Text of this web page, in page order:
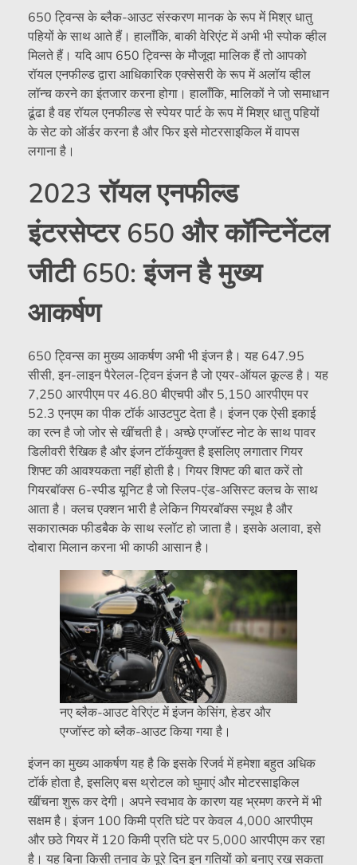
650 ट्विन्स के ब्लैक-आउट संस्करण मानक के रूप में मिश्र धातु
पहियों के साथ आते हैं। हालाँकि, बाकी वेरिएंट में अभी भी स्पोक व्हील
मिलते हैं। यदि आप 650 ट्विन्स के मौजूदा मालिक हैं तो आपको
रॉयल एनफील्ड द्वारा आधिकारिक एक्सेसरी के रूप में अलॉय व्हील
लॉन्च करने का इंतजार करना होगा। हालाँकि, मालिकों ने जो समाधान
ढूंढा है वह रॉयल एनफील्ड से स्पेयर पार्ट के रूप में मिश्र धातु पहियों
के सेट को ऑर्डर करना है और फिर इसे मोटरसाइकिल में वापस
लगाना है।
2023 रॉयल एनफील्ड
इंटरसेप्टर 650 और कॉन्टिनेंटल
जीटी 650: इंजन है मुख्य
आकर्षण
650 ट्विन्स का मुख्य आकर्षण अभी भी इंजन है। यह 647.95
सीसी, इन-लाइन पैरेलल-ट्विन इंजन है जो एयर-ऑयल कूल्ड है। यह
7,250 आरपीएम पर 46.80 बीएचपी और 5,150 आरपीएम पर
52.3 एनएम का पीक टॉर्क आउटपुट देता है। इंजन एक ऐसी इकाई
का रत्न है जो जोर से खींचती है। अच्छे एग्जॉस्ट नोट के साथ पावर
डिलीवरी रैखिक है और इंजन टॉर्कयुक्त है इसलिए लगातार गियर
शिफ्ट की आवश्यकता नहीं होती है। गियर शिफ्ट की बात करें तो
गियरबॉक्स 6-स्पीड यूनिट है जो स्लिप-एंड-असिस्ट क्लच के साथ
आता है। क्लच एक्शन भारी है लेकिन गियरबॉक्स स्मूथ है और
सकारात्मक फीडबैक के साथ स्लॉट हो जाता है। इसके अलावा, इसे
दोबारा मिलान करना भी काफी आसान है।
नए ब्लैक-आउट वेरिएंट में इंजन केसिंग, हेडर और
एग्जॉस्ट को ब्लैक-आउट किया गया है।
इंजन का मुख्य आकर्षण यह है कि इसके रिजर्व में हमेशा बहुत अधिक
टॉर्क होता है, इसलिए बस थ्रोटल को घुमाएं और मोटरसाइकिल
खींचना शुरू कर देगी। अपने स्वभाव के कारण यह भ्रमण करने में भी
सक्षम है। इंजन 100 किमी प्रति घंटे पर केवल 4,000 आरपीएम
और छठे गियर में 120 किमी प्रति घंटे पर 5,000 आरपीएम कर रहा
है। यह बिना किसी तनाव के पूरे दिन इन गतियों को बनाए रख सकता